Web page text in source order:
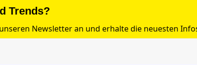
Trends?
Newsletter an und erhalte die neuesten